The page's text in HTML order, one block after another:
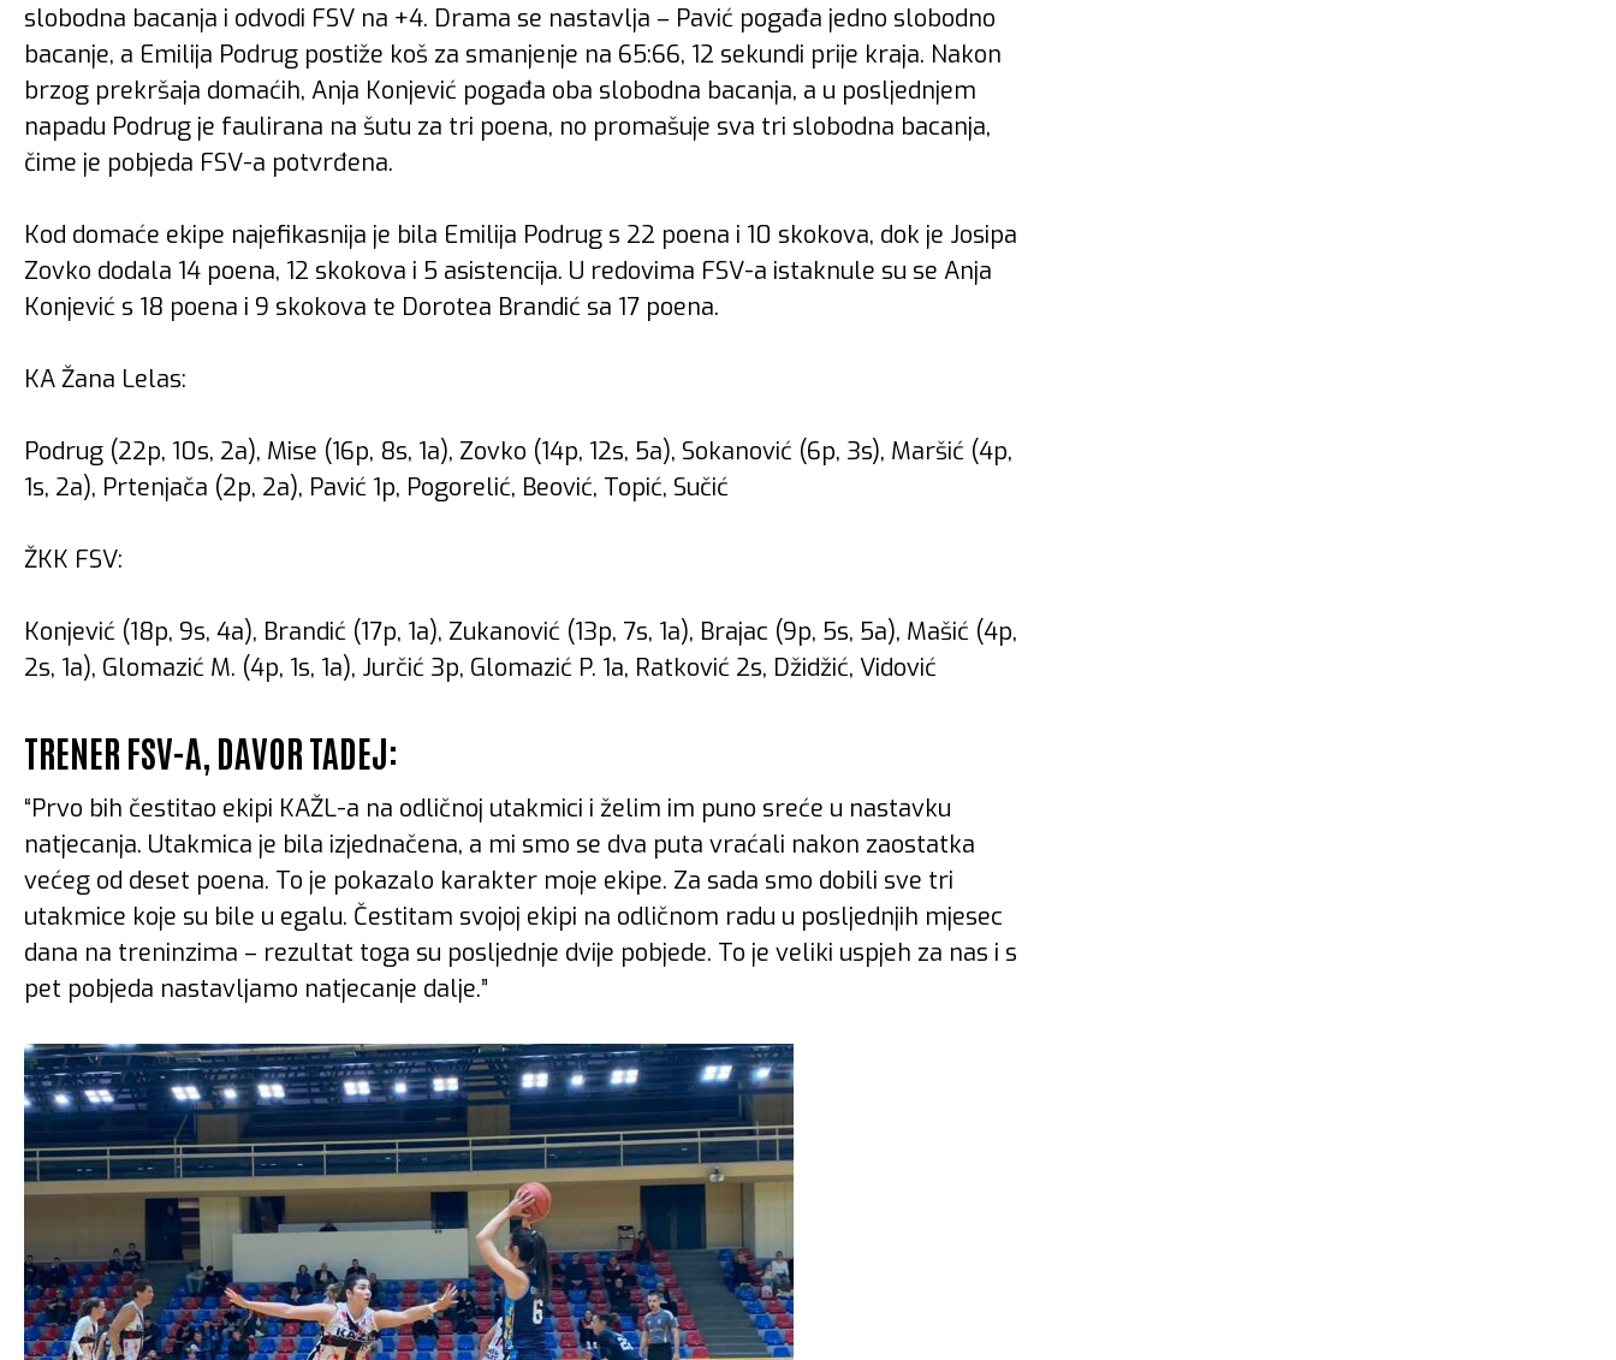
slobodna bacanja i odvodi FSV na +4. Drama se nastavlja – Pavić pogađa jedno slobodno
bacanje, a Emilija Podrug postiže koš za smanjenje na 65:66, 12 sekundi prije kraja. Nakon
brzog prekršaja domaćih, Anja Konjević pogađa oba slobodna bacanja, a u posljednjem
napadu Podrug je faulirana na šutu za tri poena, no promašuje sva tri slobodna bacanja,
čime je pobjeda FSV-a potvrđena.
Kod domaće ekipe najefikasnija je bila Emilija Podrug s 22 poena i 10 skokova, dok je Josipa
Zovko dodala 14 poena, 12 skokova i 5 asistencija. U redovima FSV-a istaknule su se Anja
Konjević s 18 poena i 9 skokova te Dorotea Brandić sa 17 poena.
KA Žana Lelas:
Podrug (22p, 10s, 2a), Mise (16p, 8s, 1a), Zovko (14p, 12s, 5a), Sokanović (6p, 3s), Maršić (4p,
1s, 2a), Prtenjača (2p, 2a), Pavić 1p, Pogorelić, Beović, Topić, Sučić
ŽKK FSV:
Konjević (18p, 9s, 4a), Brandić (17p, 1a), Zukanović (13p, 7s, 1a), Brajac (9p, 5s, 5a), Mašić (4p,
2s, 1a), Glomazić M. (4p, 1s, 1a), Jurčić 3p, Glomazić P. 1a, Ratković 2s, Džidžić, Vidović
TRENER FSV-A, DAVOR TADEJ:
“Prvo bih čestitao ekipi KAŽL-a na odličnoj utakmici i želim im puno sreće u nastavku
natjecanja. Utakmica je bila izjednačena, a mi smo se dva puta vraćali nakon zaostatka
većeg od deset poena. To je pokazalo karakter moje ekipe. Za sada smo dobili sve tri
utakmice koje su bile u egalu. Čestitam svojoj ekipi na odličnom radu u posljednjih mjesec
dana na treninzima – rezultat toga su posljednje dvije pobjede. To je veliki uspjeh za nas i s
pet pobjeda nastavljamo natjecanje dalje.”